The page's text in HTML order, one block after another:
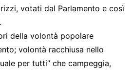
votati dal Parlamento e così
della volontà popolare
volontà racchiusa nello
per tutti” che campeggia,